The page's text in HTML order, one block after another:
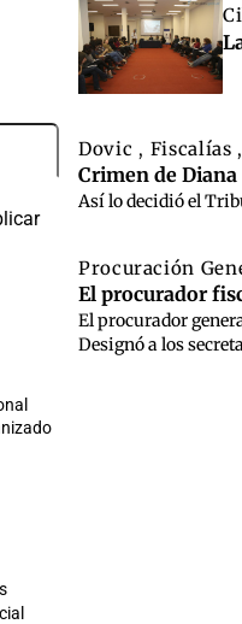
Dovic , Fiscalías ,
Crimen de
Así lo decidió el
Procuración
El procurador
El procurador
Designó a los